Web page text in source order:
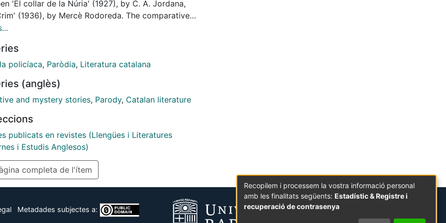
'El collar de la Núria' (1927), by C. A. Jordana,
(1936), by Mercè Rodoreda. The comparative
aims to show how 'Crim', in addition to working
as a parody of an earlier parody of the same
is, the text by Jordana. This rewriting exercise
and results in what we may call, following the
by Gérard Genette, a hyperparody.
policíaca, Paròdia, Literatura catalana
(anglès)
and mystery stories, Parody, Catalan literature
publicats en revistes (Llengües i Literatures
i Estudis Anglesos)
completa de l'ítem
Metadades subjectes a:
Recopilem i processem la vostra informació personal
amb les finalitats següents: Estadístic & Registre i
recuperació de contrasenya